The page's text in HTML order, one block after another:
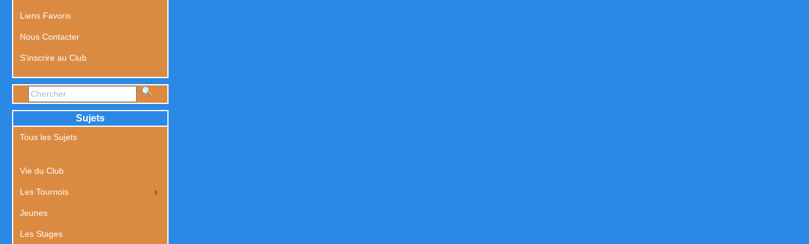
Liens Favoris
Nous Contacter
S'inscrire au Club
Sujets
Tous les Sujets
Vie du Club
Les Tournois
Jeunes
Les Stages